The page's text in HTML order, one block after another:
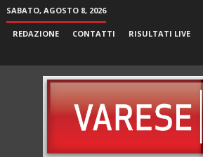
SABATO, AGOSTO 8, 2026
REDAZIONE CONTATTI RISULTATI LIVE